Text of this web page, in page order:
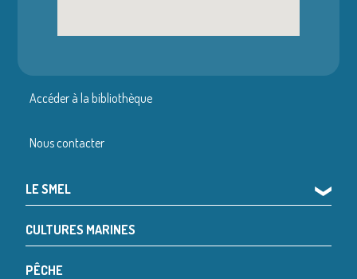
Accéder à la bibliothèque
Nous contacter
LE SMEL ❯
CULTURES MARINES
PÊCHE